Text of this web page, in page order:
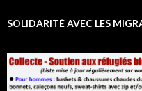
SOLIDARITÉ AVEC LES